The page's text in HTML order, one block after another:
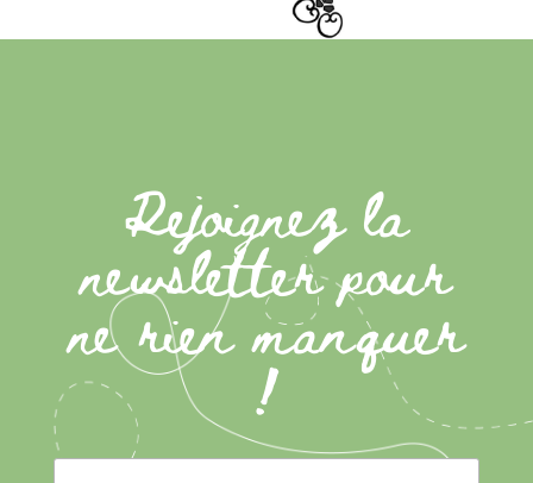
Rejoignez la
newsletter pour
ne rien manquer
!